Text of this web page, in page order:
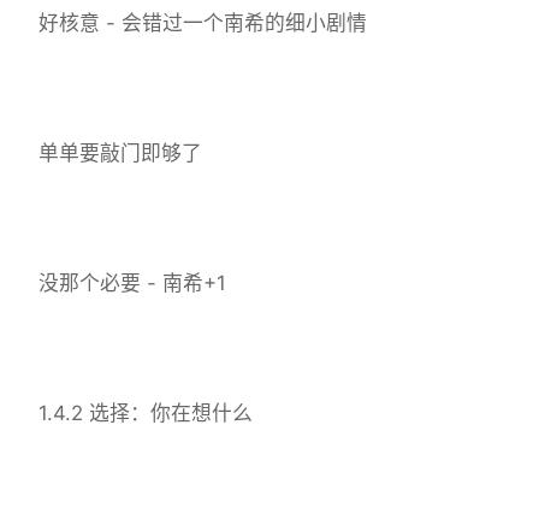
好核意 - 会错过一个南希的细小剧情
单单要敲门即够了
没那个必要 - 南希+1
1.4.2 选择：你在想什么